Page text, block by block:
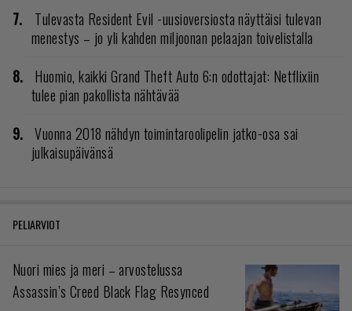
Tulevasta Resident Evil -uusioversiosta näyttäisi tulevan
menestys – jo yli kahden miljoonan pelaajan toivelistalla
Huomio, kaikki Grand Theft Auto 6:n odottajat: Netflixiin
tulee pian pakollista nähtävää
Vuonna 2018 nähdyn toimintaroolipelin jatko-osa sai
julkaisupäivänsä
PELIARVIOT
Nuori mies ja meri – arvostelussa
Assassin’s Creed Black Flag Resynced